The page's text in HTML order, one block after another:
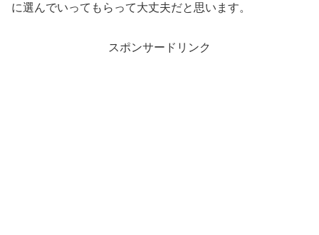
に選んでいってもらって大丈夫だと思います。
スポンサードリンク